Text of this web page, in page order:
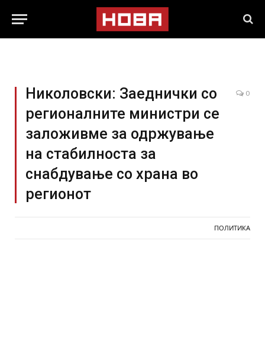
Николовски: Заеднички со
регионалните министри се
заложивме за одржување
на стабилноста за
снабдување со храна во
регионот
0
ПОЛИТИКА